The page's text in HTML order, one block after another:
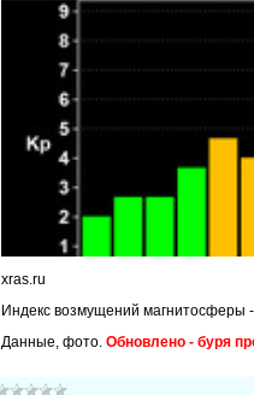
xras.ru
Индекс возмущений магнитосферы -
Данные, фото. Обновлено - буря